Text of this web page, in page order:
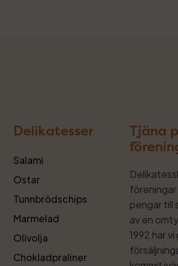
Delikatesser
Salami
Ostar
Tunnbrödschips
Marmelad
Olivolja
Chokladpraliner
Tjäna
pengar till
av en
1992 har